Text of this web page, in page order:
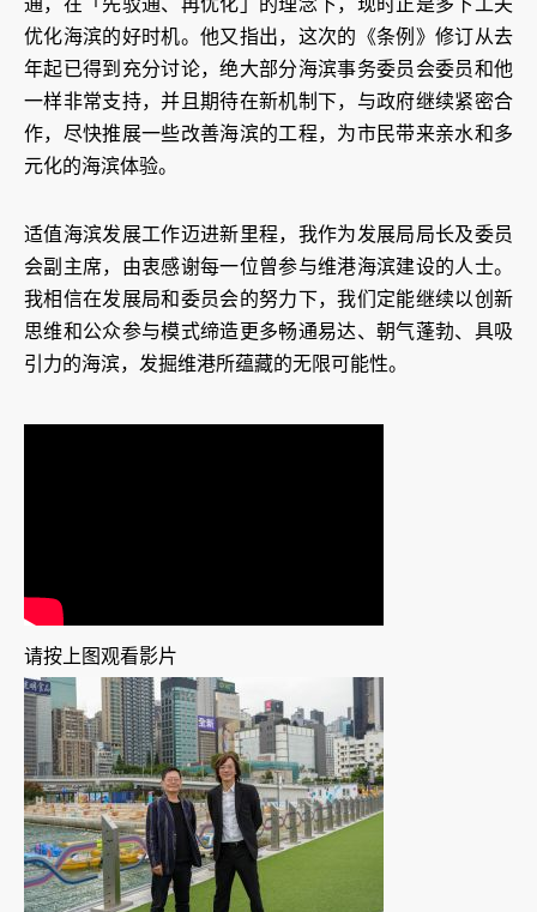
优化海滨的好时机。他又指出，这次的《条例》修订从去
年起已得到充分讨论，绝大部分海滨事务委员会委员和他
一样非常支持，并且期待在新机制下，与政府继续紧密合
作，尽快推展一些改善海滨的工程，为市民带来亲水和多
元化的海滨体验。
适值海滨发展工作迈进新里程，我作为发展局局长及委员
会副主席，由衷感谢每一位曾参与维港海滨建设的人士。
我相信在发展局和委员会的努力下，我们定能继续以创新
思维和公众参与模式缔造更多畅通易达、朝气蓬勃、具吸
引力的海滨，发掘维港所蕴藏的无限可能性。
请按上图观看影片